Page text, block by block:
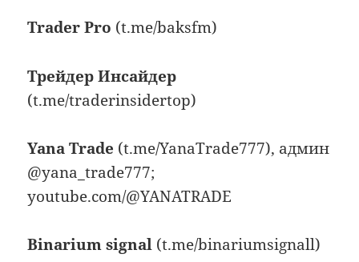
Trader Pro (t.me/baksfm)
Трейдер Инсайдер
(t.me/traderinsidertop)
Yana Trade (t.me/YanaTrade777), админ
@yana_trade777;
youtube.com/@YANATRADE
Binarium signal (t.me/binariumsignall)